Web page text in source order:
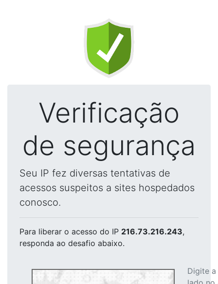
Verificação
de segurança
Seu IP fez diversas tentativas de
acessos suspeitos a sites hospedados
conosco.
Para liberar o acesso do IP 216.73.216.243,
responda ao desafio abaixo.
Digite